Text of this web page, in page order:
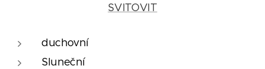
SVITOVIT
duchovní
Sluneční